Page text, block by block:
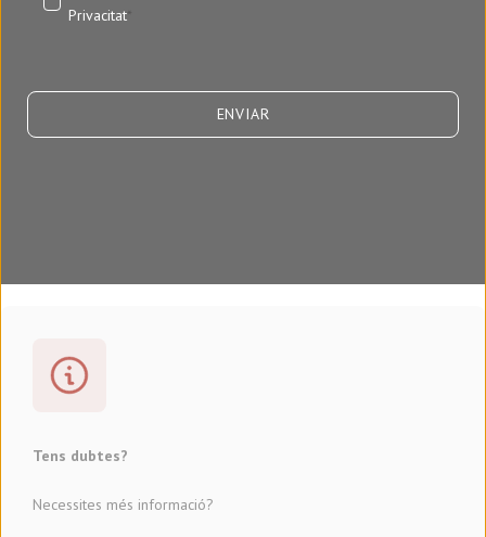
Privacitat*
Tens dubtes?
Necessites més informació?